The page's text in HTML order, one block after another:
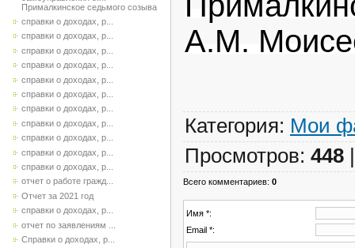
Прималкинское седьмого созыва
справки о доходах, р...
справки о доходах, р...
справки о доходах, р...
справки о доходах, р...
справки о доходах, р...
справки о доходах, р...
справки о доходах, р...
справки о доходах, р...
справки о доходах, р...
справки о доходах, р...
справки о доходах, р...
отчет о работе гражд...
Отчет за 2021 год
справки о доходах, р...
отчет по заявлениям ...
Справки о доходах, р...
А.М.
Категория: Мои
Просмотров: 448
Всего комментариев: 0
Имя *:
Email *: